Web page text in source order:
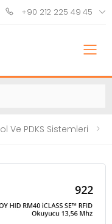
+90 212 225 49 45
Ve PDKS Sistemleri